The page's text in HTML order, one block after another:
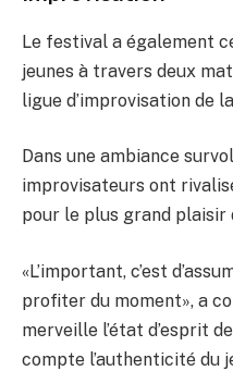
Le festival a également
jeunes à travers deux
ligue d’improvisation de
Dans une ambiance
improvisateurs ont
pour le plus grand plaisir
«L’important, c’est
profiter du moment», a
merveille l’état d’esprit
compte l’authenticité du